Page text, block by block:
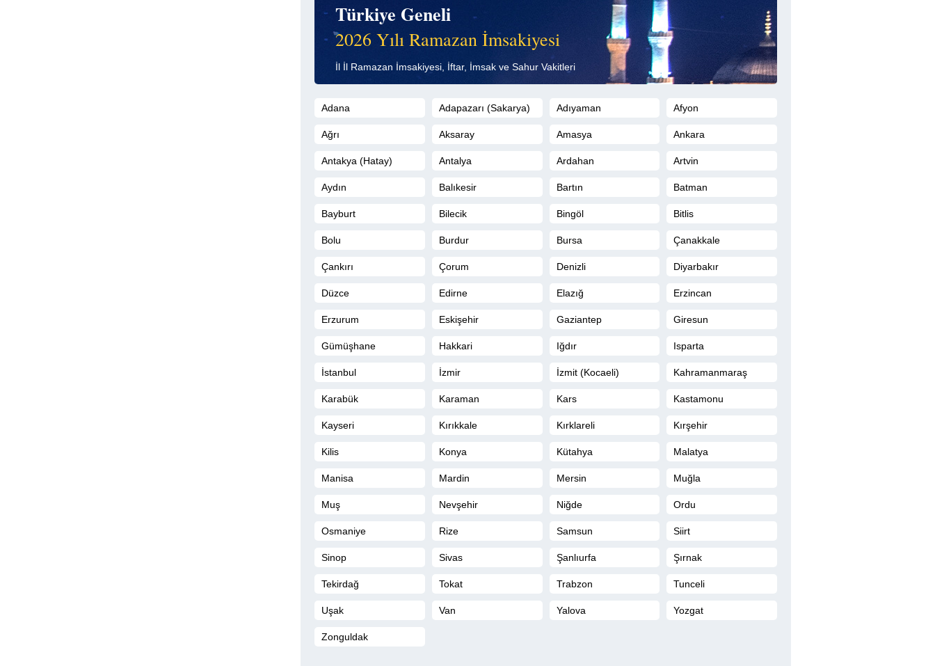
Türkiye Geneli
2026 Yılı Ramazan İmsakiyesi
İl İl Ramazan İmsakiyesi, İftar, İmsak ve Sahur Vakitleri
Adana Adapazarı (Sakarya) Adıyaman Afyon
Ağrı Aksaray Amasya Ankara
Antakya (Hatay) Antalya Ardahan Artvin
Aydın Balıkesir Bartın Batman
Bayburt Bilecik Bingöl Bitlis
Bolu Burdur Bursa Çanakkale
Çankırı Çorum Denizli Diyarbakır
Düzce Edirne Elazığ Erzincan
Erzurum Eskişehir Gaziantep Giresun
Gümüşhane Hakkari Iğdır Isparta
İstanbul İzmir İzmit (Kocaeli) Kahramanmaraş
Karabük Karaman Kars Kastamonu
Kayseri Kırıkkale Kırklareli Kırşehir
Kilis Konya Kütahya Malatya
Manisa Mardin Mersin Muğla
Muş Nevşehir Niğde Ordu
Osmaniye Rize Samsun Siirt
Sinop Sivas Şanlıurfa Şırnak
Tekirdağ Tokat Trabzon Tunceli
Uşak Van Yalova Yozgat
Zonguldak